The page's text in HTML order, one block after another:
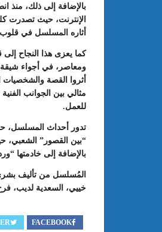
بالإضافة إلى ذلك، منذ
الإنترنت، حيث تصدرت
أثاره المسلسل في قلوب
كما يعزى هذا النجاح
ومعاصر، في أجواء شيقة
أثروا القصة
مثالي بين الجوانب
للعمل.
تدور أحداث المسلسل،
“بين القصور” الشعبي،
بالإضافة إلى خادمتها
المُسلسل من تأليف
خييي، السعدية لديب،
FACEBOOK